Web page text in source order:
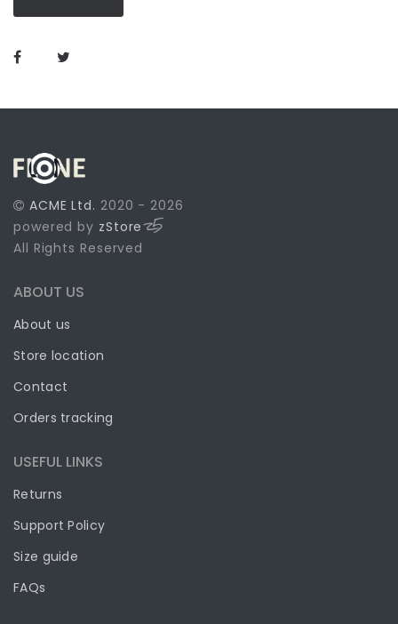
ACME Ltd. 2020 - 2026
powered by zStore
All Rights Reserved
ABOUT US
About us
Store location
Contact
Orders tracking
USEFUL LINKS
Returns
Support Policy
Size guide
FAQs